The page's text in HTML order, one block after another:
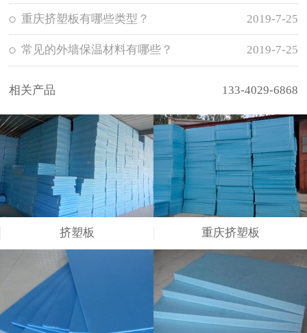
重庆挤塑板有哪些类型？ 2019-7-25
常见的外墙保温材料有哪些？ 2019-7-25
相关产品 133-4029-6868
挤塑板 重庆挤塑板